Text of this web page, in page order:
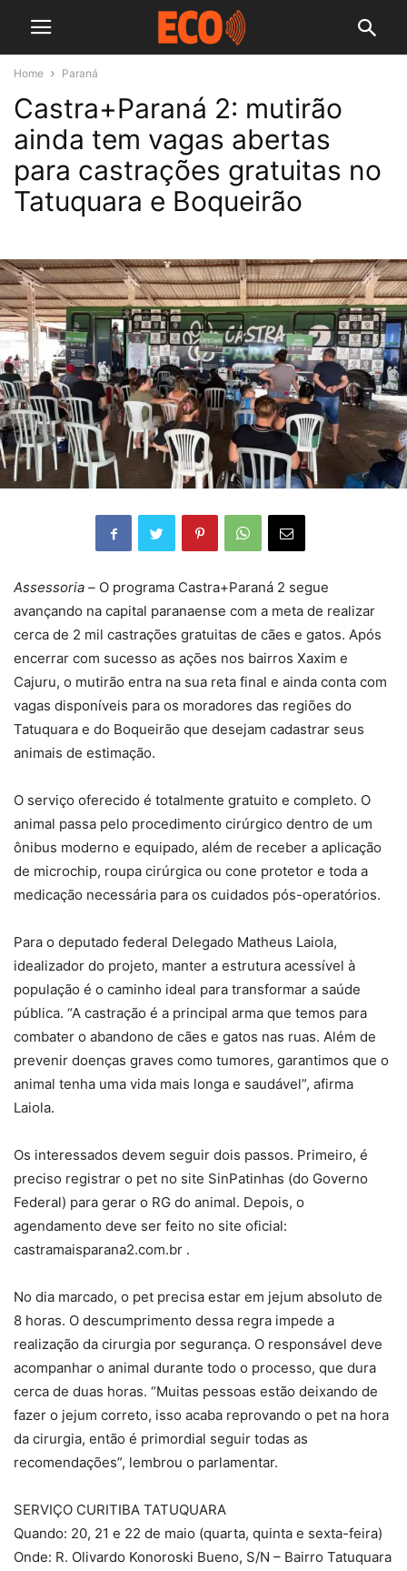
Home Paraná
Castra+Paraná 2: mutirão
ainda tem vagas abertas
para castrações gratuitas no
Tatuquara e Boqueirão
Assessoria – O programa Castra+Paraná 2 segue
avançando na capital paranaense com a meta de realizar
cerca de 2 mil castrações gratuitas de cães e gatos. Após
encerrar com sucesso as ações nos bairros Xaxim e
Cajuru, o mutirão entra na sua reta final e ainda conta com
vagas disponíveis para os moradores das regiões do
Tatuquara e do Boqueirão que desejam cadastrar seus
animais de estimação.
O serviço oferecido é totalmente gratuito e completo. O
animal passa pelo procedimento cirúrgico dentro de um
ônibus moderno e equipado, além de receber a aplicação
de microchip, roupa cirúrgica ou cone protetor e toda a
medicação necessária para os cuidados pós-operatórios.
Para o deputado federal Delegado Matheus Laiola,
idealizador do projeto, manter a estrutura acessível à
população é o caminho ideal para transformar a saúde
pública. “A castração é a principal arma que temos para
combater o abandono de cães e gatos nas ruas. Além de
prevenir doenças graves como tumores, garantimos que o
animal tenha uma vida mais longa e saudável”, afirma
Laiola.
Os interessados devem seguir dois passos. Primeiro, é
preciso registrar o pet no site SinPatinhas (do Governo
Federal) para gerar o RG do animal. Depois, o
agendamento deve ser feito no site oficial:
castramaisparana2.com.br .
No dia marcado, o pet precisa estar em jejum absoluto de
8 horas. O descumprimento dessa regra impede a
realização da cirurgia por segurança. O responsável deve
acompanhar o animal durante todo o processo, que dura
cerca de duas horas. “Muitas pessoas estão deixando de
fazer o jejum correto, isso acaba reprovando o pet na hora
da cirurgia, então é primordial seguir todas as
recomendações”, lembrou o parlamentar.
SERVIÇO CURITIBA TATUQUARA
Quando: 20, 21 e 22 de maio (quarta, quinta e sexta-feira)
Onde: R. Olivardo Konoroski Bueno, S/N – Bairro Tatuquara